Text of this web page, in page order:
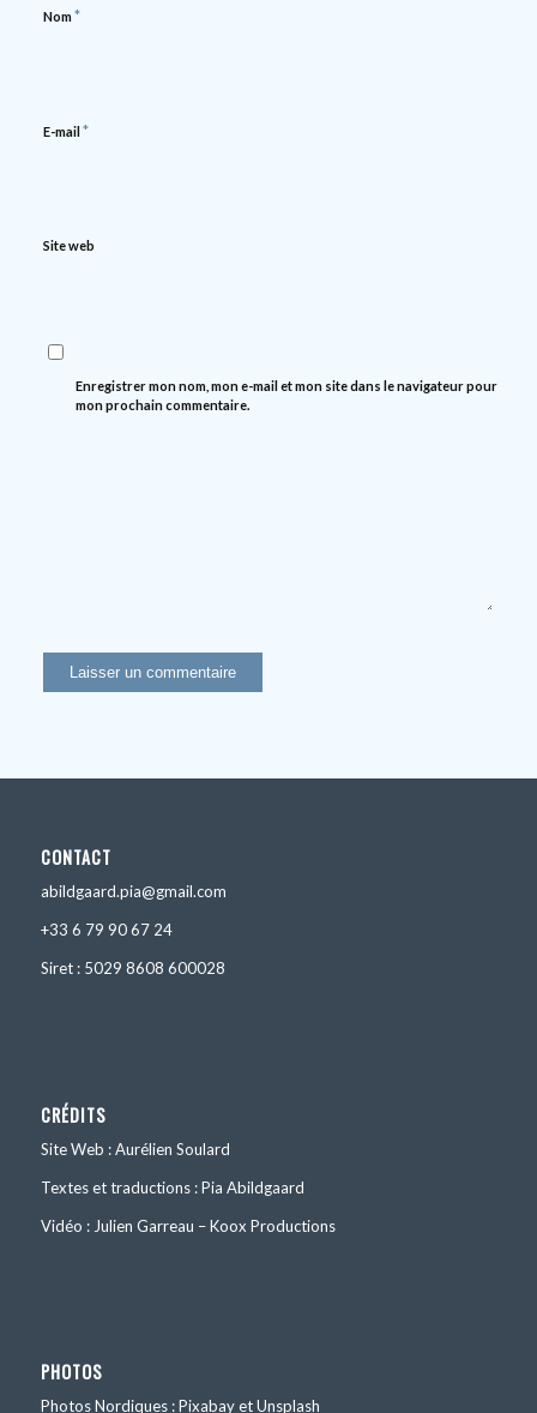
Nom*
E-mail *
Site web
Enregistrer mon nom, mon e-mail et mon site dans le navigateur pour
mon prochain commentaire.
CONTACT
abildgaard.pia@gmail.com
+33 6 79 90 67 24
Siret : 5029 8608 600028
CRÉDITS
Site Web : Aurélien Soulard
Textes et traductions : Pia Abildgaard
Vidéo : Julien Garreau – Koox Productions
PHOTOS
Photos Nordiques : Pixabay et Unsplash